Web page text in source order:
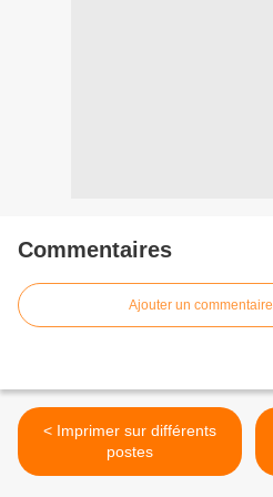
Commentaires
Ajouter un commentaire
< Imprimer sur différents
postes